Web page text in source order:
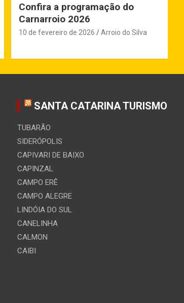
Confira a programação do
Carnarroio 2026
10 de fevereiro de 2026 Arroio do Silva
SANTA CATARINA TURISMO
TUBARÃO
SIDERÓPOLIS
CAPIVARI DE BAIXO
CAPINZAL
CAMPO ERÊ
CAMPO ALEGRE
LINDÓIA DO SUL
CANELINHA
CALMON
CAIBI